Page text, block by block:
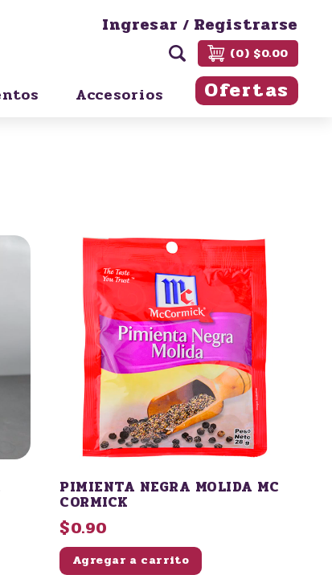
Ingresar / Registrarse
(0) $0.00
Accesorios Ofertas
PIMIENTA NEGRA MOLIDA MC
CORMICK
$0.90
Agregar a carrito